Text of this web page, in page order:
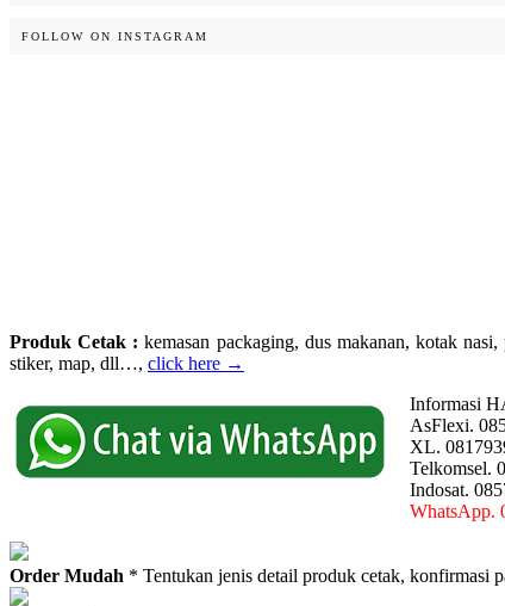
FOLLOW ON INSTAGRAM
Produk Cetak : kemasan packaging, dus makanan, kotak
stiker, map, dll…, click here →
Informasi
AsFlexi.
XL.
Telkomsel.
Indosat.
WhatsApp.
Order Mudah * Tentukan jenis detail produk cetak, konfirmasi